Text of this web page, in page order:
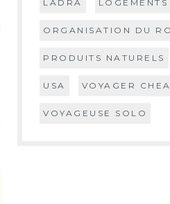
LADRA
ORGANISATION DU
PRODUITS NATURELS
USA VOYAGER
VOYAGEUSE SOLO